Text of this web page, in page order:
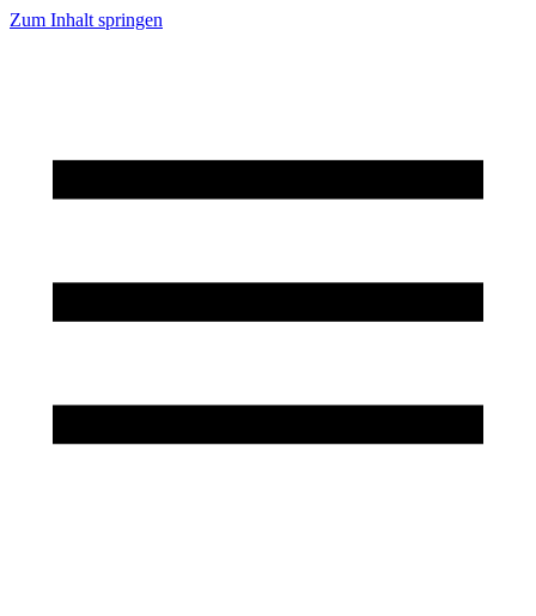
Zum Inhalt springen